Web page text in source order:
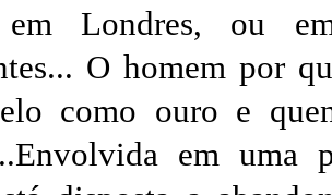
em Londres, ou
O homem por
como ouro e
em